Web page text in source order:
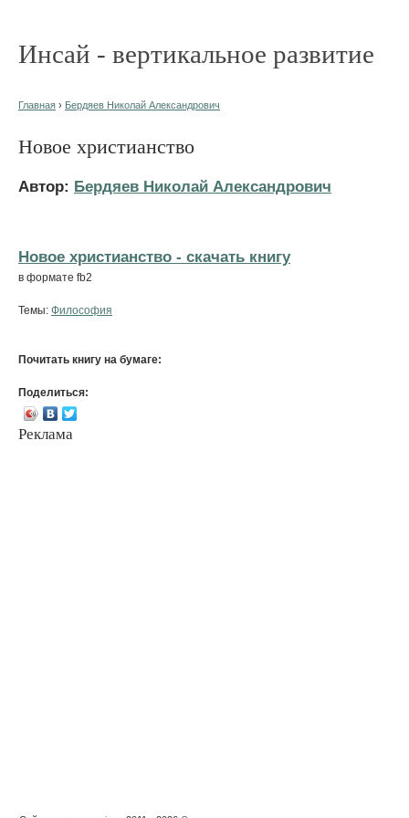
Инсай - вертикальное развитие
Главная › Бердяев Николай Александрович
Новое христианство
Автор: Бердяев Николай Александрович
Новое христианство - cкачать книгу
в формате fb2
Темы: Философия
Почитать книгу на бумаге:
Поделиться:
Реклама